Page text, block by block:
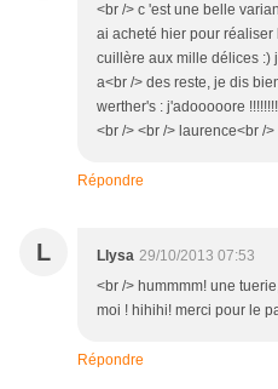
<br /> c 'est une belle
ai acheté hier pour
cuillère aux mille délices :)
a<br /> des reste, je dis
werther's : j'adooooore
<br /> <br /> laurence<br />
Répondre
L Llysa 29/10/2013 07:53
<br /> hummmm! une
moi ! hihihi! merci pour le
Répondre